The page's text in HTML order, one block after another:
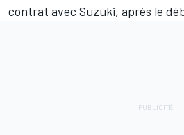
contrat avec Suzuki, après le